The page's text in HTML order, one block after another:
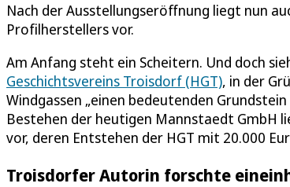
Nach der Ausstellungseröffnung liegt nun
Profilherstellers vor.
Am Anfang steht ein Scheitern. Und doch
Geschichtsvereins Troisdorf (HGT), in der
Windgassen „einen bedeutenden
Bestehen der heutigen Mannstaedt GmbH
vor, deren Entstehen der HGT mit 20.000
Troisdorfer Autorin forschte